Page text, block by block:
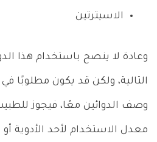
الاسيترتين
وعادة لا ينصح باستخدام هذا
التالية، ولكن قد يكون مطلوبًا
وصف الدوائين معًا، فيجوز
معدل الاستخدام لأحد الأدوية أو